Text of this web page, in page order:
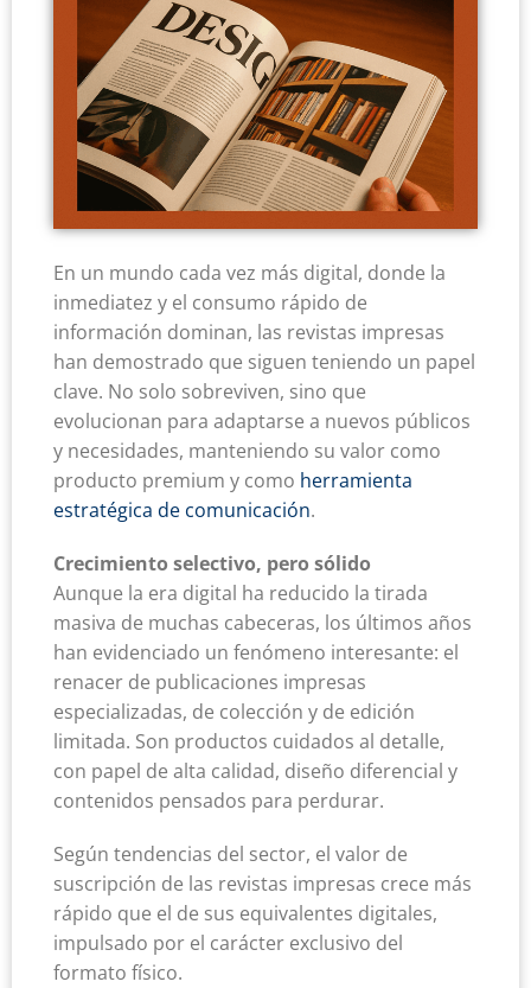
En un mundo cada vez más digital, donde la
inmediatez y el consumo rápido de
información dominan, las revistas impresas
han demostrado que siguen teniendo un papel
clave. No solo sobreviven, sino que
evolucionan para adaptarse a nuevos públicos
y necesidades, manteniendo su valor como
producto premium y como herramienta
estratégica de comunicación.
Crecimiento selectivo, pero sólido
Aunque la era digital ha reducido la tirada
masiva de muchas cabeceras, los últimos años
han evidenciado un fenómeno interesante: el
renacer de publicaciones impresas
especializadas, de colección y de edición
limitada. Son productos cuidados al detalle,
con papel de alta calidad, diseño diferencial y
contenidos pensados para perdurar.
Según tendencias del sector, el valor de
suscripción de las revistas impresas crece más
rápido que el de sus equivalentes digitales,
impulsado por el carácter exclusivo del
formato físico.